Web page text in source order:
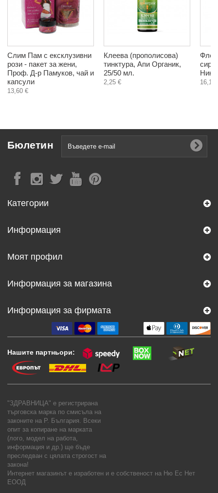
Слим Пам с ексклузивни
рози - пакет за жени,
Проф. Д-р Памуков, чай и
капсули
13,60 €
Клеева (прополисова)
тинктура, Апи Органик,
25/50 мл.
2,25 € 16,11
Бюлетин
Категории
Информация
Моят профил
Информация за магазина
Информация за фирмата
Нашите партньори:
"ЗДРАВНИЦА" е регистрирана
търговска марка по смисъла на
законите на Р. България. Всеки
опит за копиране на марката
(лого, модел на работа,
информация и др.) ще бъде
преследван с цялата строгост на
закона!
Интернет магазинът е изработен и е собственост на Ню Ес Нет
ЕООД